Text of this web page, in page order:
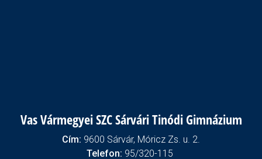
Vas Vármegyei SZC Sárvári Tinódi Gimnázium
Cím: 9600 Sárvár, Móricz Zs. u. 2.
Telefon: 95/320-115